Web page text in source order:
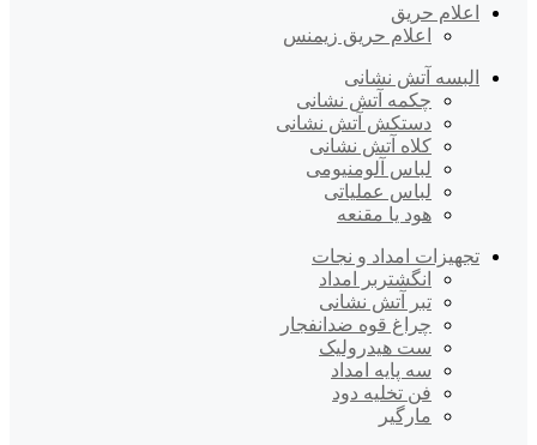
اعلام حریق
اعلام حریق زیمنس
البسه آتش نشانی
چکمه آتش نشانی
دستکش آتش نشانی
کلاه آتش نشانی
لباس آلومنیومی
لباس عملیاتی
هود یا مقنعه
تجهیزات امداد و نجات
انگشتربر امداد
تبر آتش نشانی
چراغ قوه ضدانفجار
ست هیدرولیک
سه پایه امداد
فن تخلیه دود
مارگیر